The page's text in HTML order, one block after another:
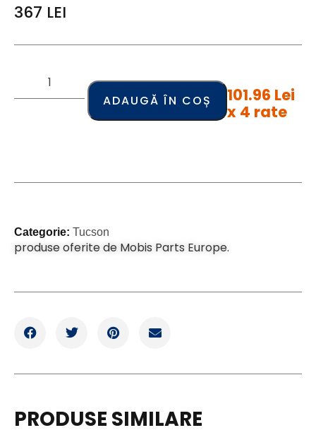
367 LEI
ADAUGĂ ÎN COȘ
101.96 Lei
x 4 rate
Categorie: Tucson
produse oferite de Mobis Parts Europe.
PRODUSE SIMILARE